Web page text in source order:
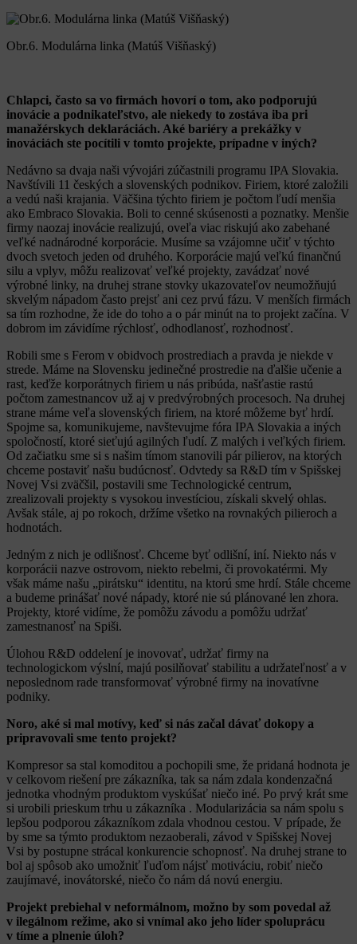
Obr.6. Modulárna linka (Matúš Višňaský)
Chlapci, často sa vo firmách hovorí o tom, ako podporujú
inovácie a podnikateľstvo, ale niekedy to zostáva iba pri
manažérskych deklaráciách. Aké bariéry a prekážky v
inováciách ste pocítili v tomto projekte, prípadne v iných?
Nedávno sa dvaja naši vývojári zúčastnili programu IPA Slovakia.
Navštívili 11 českých a slovenských podnikov. Firiem, ktoré založili
a vedú naši krajania. Väčšina týchto firiem je počtom ľudí menšia
ako Embraco Slovakia. Boli to cenné skúsenosti a poznatky. Menšie
firmy naozaj inovácie realizujú, oveľa viac riskujú ako zabehané
veľké nadnárodné korporácie. Musíme sa vzájomne učiť v týchto
dvoch svetoch jeden od druhého. Korporácie majú veľkú finančnú
silu a vplyv, môžu realizovať veľké projekty, zavádzať nové
výrobné linky, na druhej strane stovky ukazovateľov neumožňujú
skvelým nápadom často prejsť ani cez prvú fázu. V menších firmách
sa tím rozhodne, že ide do toho a o pár minút na to projekt začína. V
dobrom im závidíme rýchlosť, odhodlanosť, rozhodnosť.
Robili sme s Ferom v obidvoch prostrediach a pravda je niekde v
strede. Máme na Slovensku jedinečné prostredie na ďalšie učenie a
rast, keďže korporátnych firiem u nás pribúda, našťastie rastú
počtom zamestnancov už aj v predvýrobných procesoch. Na druhej
strane máme veľa slovenských firiem, na ktoré môžeme byť hrdí.
Spojme sa, komunikujeme, navštevujme fóra IPA Slovakia a iných
spoločností, ktoré sieťujú agilných ľudí. Z malých i veľkých firiem.
Od začiatku sme si s našim tímom stanovili pár pilierov, na ktorých
chceme postaviť našu budúcnosť. Odvtedy sa R&D tím v Spišskej
Novej Vsi zväčšil, postavili sme Technologické centrum,
zrealizovali projekty s vysokou investíciou, získali skvelý ohlas.
Avšak stále, aj po rokoch, držíme všetko na rovnakých pilieroch a
hodnotách.
Jedným z nich je odlišnosť. Chceme byť odlišní, iní. Niekto nás v
korporácii nazve ostrovom, niekto rebelmi, či provokatérmi. My
však máme našu „pirátsku“ identitu, na ktorú sme hrdí. Stále chceme
a budeme prinášať nové nápady, ktoré nie sú plánované len zhora.
Projekty, ktoré vidíme, že pomôžu závodu a pomôžu udržať
zamestnanosť na Spiši.
Úlohou R&D oddelení je inovovať, udržať firmy na
technologickom výslní, majú posilňovať stabilitu a udržateľnosť a v
neposlednom rade transformovať výrobné firmy na inovatívne
podniky.
Noro, aké si mal motívy, keď si nás začal dávať dokopy a
pripravovali sme tento projekt?
Kompresor sa stal komoditou a pochopili sme, že pridaná hodnota je
v celkovom riešení pre zákazníka, tak sa nám zdala kondenzačná
jednotka vhodným produktom vyskúšať niečo iné. Po prvý krát sme
si urobili prieskum trhu u zákazníka . Modularizácia sa nám spolu s
lepšou podporou zákazníkom zdala vhodnou cestou. V prípade, že
by sme sa týmto produktom nezaoberali, závod v Spišskej Novej
Vsi by postupne strácal konkurencie schopnosť. Na druhej strane to
bol aj spôsob ako umožniť ľuďom nájsť motiváciu, robiť niečo
zaujímavé, inovátorské, niečo čo nám dá novú energiu.
Projekt prebiehal v neformálnom, možno by som povedal až
v ilegálnom režime, ako si vnímal ako jeho líder spoluprácu
v tíme a plnenie úloh?